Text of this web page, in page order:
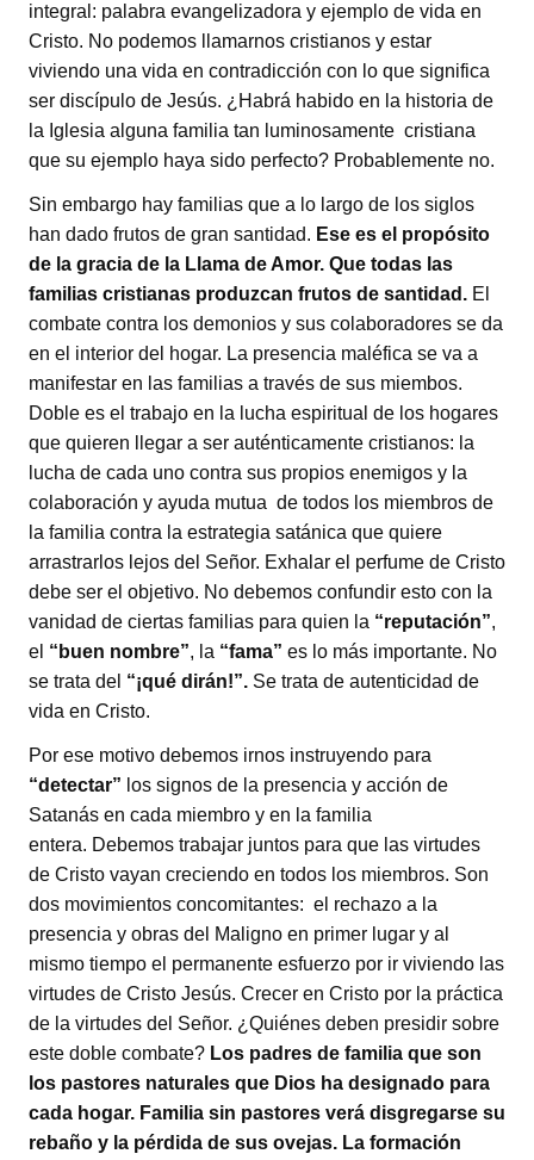
integral: palabra evangelizadora y ejemplo de vida en
Cristo. No podemos llamarnos cristianos y estar
viviendo una vida en contradicción con lo que significa
ser discípulo de Jesús. ¿Habrá habido en la historia de
la Iglesia alguna familia tan luminosamente cristiana
que su ejemplo haya sido perfecto? Probablemente no.
Sin embargo hay familias que a lo largo de los siglos
han dado frutos de gran santidad. Ese es el propósito
de la gracia de la Llama de Amor. Que todas las
familias cristianas produzcan frutos de santidad. El
combate contra los demonios y sus colaboradores se da
en el interior del hogar. La presencia maléfica se va a
manifestar en las familias a través de sus miembos.
Doble es el trabajo en la lucha espiritual de los hogares
que quieren llegar a ser auténticamente cristianos: la
lucha de cada uno contra sus propios enemigos y la
colaboración y ayuda mutua de todos los miembros de
la familia contra la estrategia satánica que quiere
arrastrarlos lejos del Señor. Exhalar el perfume de Cristo
debe ser el objetivo. No debemos confundir esto con la
vanidad de ciertas familias para quien la “reputación”,
el “buen nombre”, la “fama” es lo más importante. No
se trata del “¡qué dirán!”. Se trata de autenticidad de
vida en Cristo.
Por ese motivo debemos irnos instruyendo para
“detectar” los signos de la presencia y acción de
Satanás en cada miembro y en la familia
entera. Debemos trabajar juntos para que las virtudes
de Cristo vayan creciendo en todos los miembros. Son
dos movimientos concomitantes: el rechazo a la
presencia y obras del Maligno en primer lugar y al
mismo tiempo el permanente esfuerzo por ir viviendo las
virtudes de Cristo Jesús. Crecer en Cristo por la práctica
de la virtudes del Señor. ¿Quiénes deben presidir sobre
este doble combate? Los padres de familia que son
los pastores naturales que Dios ha designado para
cada hogar. Familia sin pastores verá disgregarse su
rebaño y la pérdida de sus ovejas. La formación